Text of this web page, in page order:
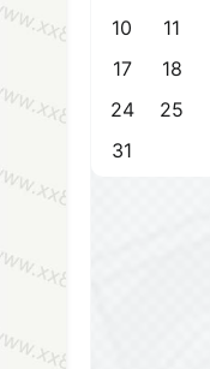
10
11
17
18
24
25
31